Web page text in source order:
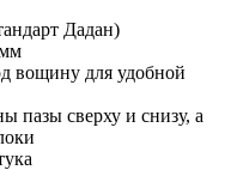
Дадан)
вощину для удобной
пазы сверху и снизу, а